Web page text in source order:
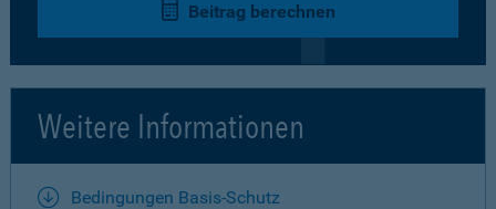
Beitrag berechnen
Weitere Informationen
Bedingungen Basis-Schutz